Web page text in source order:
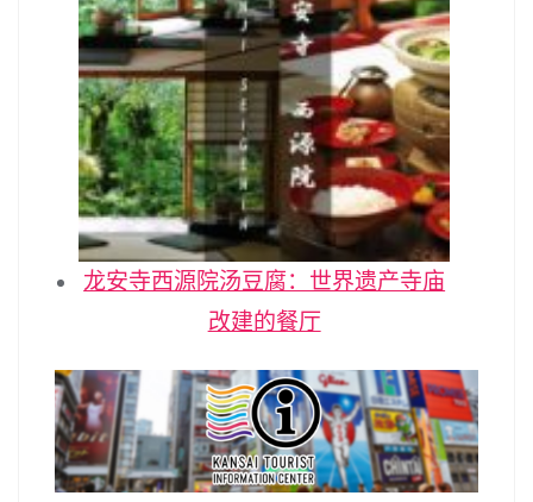
龙安寺西源院汤豆腐：世界遗产寺庙
改建的餐厅